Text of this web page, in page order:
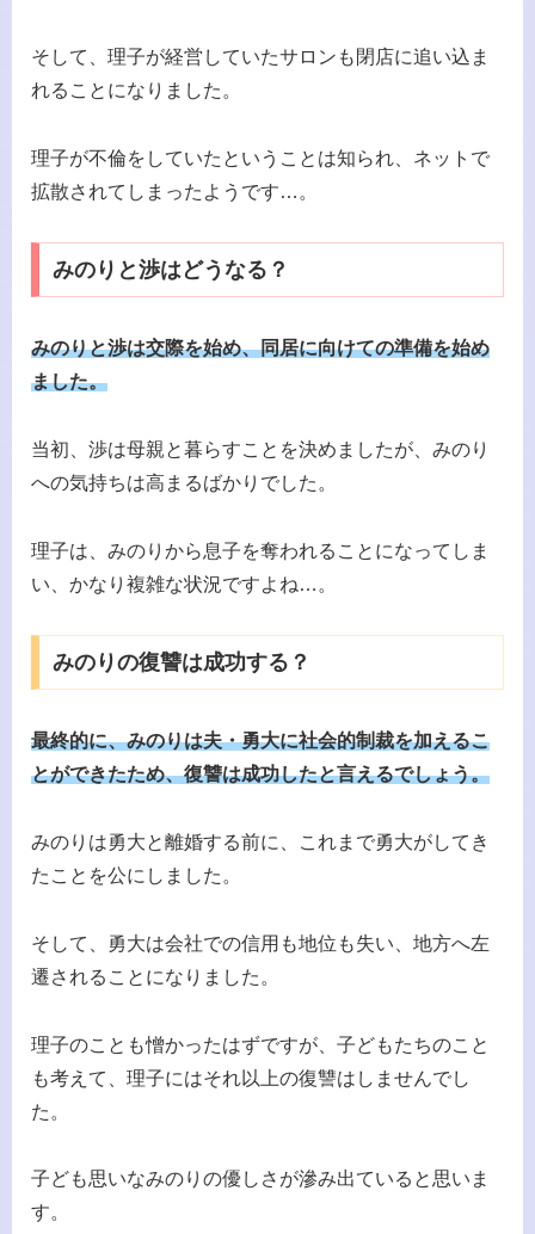
そして、理子が経営していたサロンも閉店に追い込ま
れることになりました。
理子が不倫をしていたということは知られ、ネットで
拡散されてしまったようです…。
みのりと渉はどうなる？
みのりと渉は交際を始め、同居に向けての準備を始め
ました。
当初、渉は母親と暮らすことを決めましたが、みのり
への気持ちは高まるばかりでした。
理子は、みのりから息子を奪われることになってしま
い、かなり複雑な状況ですよね…。
みのりの復讐は成功する？
最終的に、みのりは夫・勇大に社会的制裁を加えるこ
とができたため、復讐は成功したと言えるでしょう。
みのりは勇大と離婚する前に、これまで勇大がしてき
たことを公にしました。
そして、勇大は会社での信用も地位も失い、地方へ左
遷されることになりました。
理子のことも憎かったはずですが、子どもたちのこと
も考えて、理子にはそれ以上の復讐はしませんでし
た。
子ども思いなみのりの優しさが滲み出ていると思いま
す。